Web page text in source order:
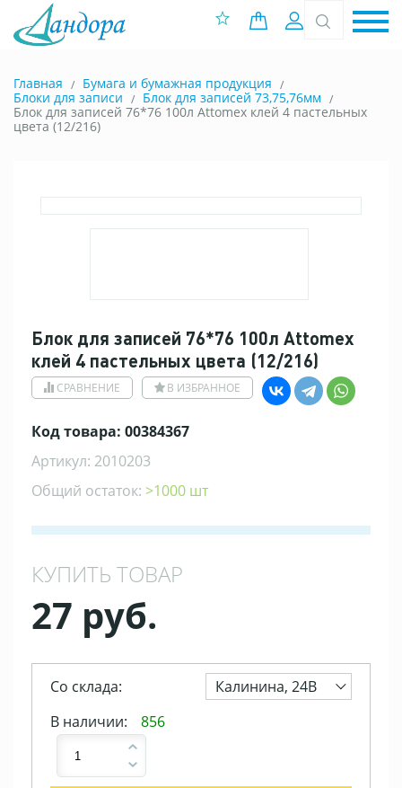
0 позиций
Вход
Главная
Бумага и бумажная продукция
Блоки для записи
Блок для записей 73,75,76мм
Блок для записей 76*76 100л Attomex клей 4 пастельных
цвета (12/216)
Блок для записей 76*76 100л Attomex
клей 4 пастельных цвета (12/216)
СРАВНЕНИЕ В ИЗБРАННОЕ
Код товара: 00384367
Артикул: 2010203
Общий остаток: >1000 шт
КУПИТЬ ТОВАР
27 руб.
Со склада:
Калинина, 24В
В наличии:
856